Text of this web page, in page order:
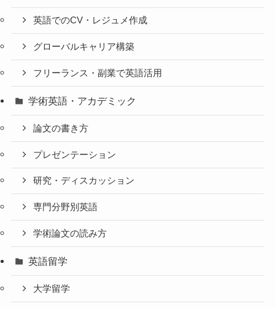
英語でのCV・レジュメ作成
グローバルキャリア構築
フリーランス・副業で英語活用
学術英語・アカデミック
論文の書き方
プレゼンテーション
研究・ディスカッション
専門分野別英語
学術論文の読み方
英語留学
大学留学